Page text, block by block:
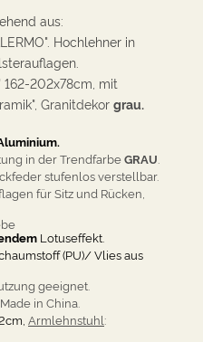
aus:
Hochlehner in
162-202x78cm, mit
Granitdekor grau.
in der TrendfarbeGRAU
stufenlos verstellbar.
für Sitz und Rücken,
Lotuseffekt.
(PU)/ Vlies aus
geeignet.
in China.
Armlehnstuhl: